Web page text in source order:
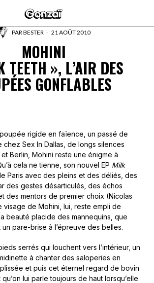
PARBESTER 21 AOÛT 2010
MOHINI
TEETH », L’AIR DES
GONFLABLES
rigide en faïence, un passé de
chez Sex In Dallas, de longs silences
Berlin, Mohini reste une énigme à
cela ne tienne, son nouvel EP Milk
Paris avec des pleins et des déliés, des
des gestes désarticulés, des échos
des mentors de premier choix (Nicolas
visage de Mohini, lui, reste empli de
beauté placide des mannequins, que
pare-brise à l’épreuve des belles.
serrés qui louchent vers l’intérieur, un
à chanter des saloperies en
et puis cet éternel regard de bovin
lui parle toujours de haut lorsqu’elle